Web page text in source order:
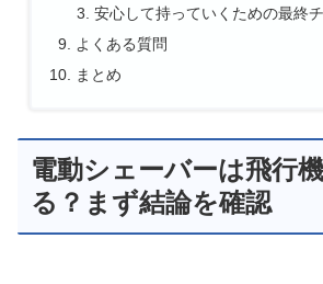
安心して持っていくための最終
よくある質問
まとめ
電動シェーバーは飛行
る？まず結論を確認